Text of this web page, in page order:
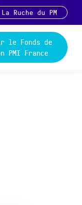
La Ruche du PM
le Fonds de
PMI France